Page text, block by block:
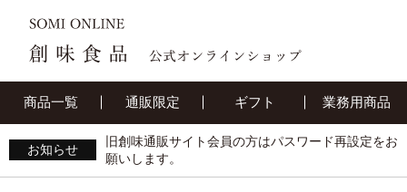
商品一覧 通販限定 ギフト 業務用商品
お知らせ
旧創味通販サイト会員の方はパスワード再設定をお
願いします。